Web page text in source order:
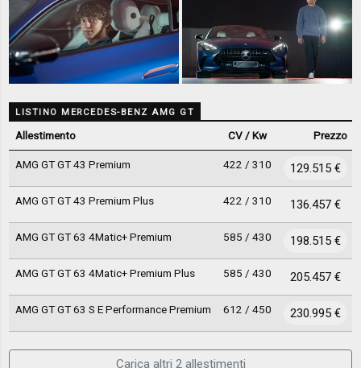
LISTINO MERCEDES-BENZ AMG GT
Allestimento CV / Kw Prezzo
AMG GT GT 43 Premium 422 / 310 129.515 €
AMG GT GT 43 Premium Plus 422 / 310 136.457 €
AMG GT GT 63 4Matic+ Premium 585 / 430 198.515 €
AMG GT GT 63 4Matic+ Premium Plus 585 / 430 205.457 €
AMG GT GT 63 S E Performance Premium 612 / 450 230.995 €
Carica altri 2 allestimenti